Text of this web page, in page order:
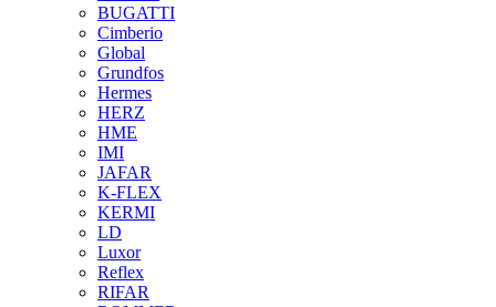
BUGATTI
Cimberio
Global
Grundfos
Hermes
HERZ
HME
IMI
JAFAR
K-FLEX
KERMI
LD
Luxor
Reflex
RIFAR